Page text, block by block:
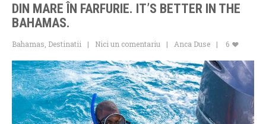
DIN MARE ÎN FARFURIE. IT’S BETTER IN THE
BAHAMAS.
Bahamas Destinatii Nici un comentariu Anca Duse 6